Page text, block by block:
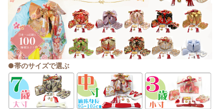
●帯のサイズで選ぶ